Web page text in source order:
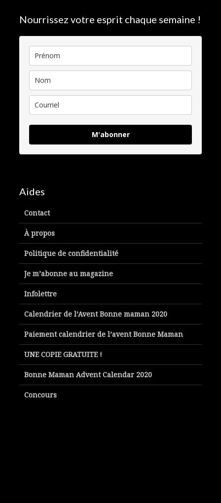
Nourrissez votre esprit chaque semaine !
M'abonner
Aides
Contact
À propos
Politique de confidentialité
Je m’abonne au magazine
Infolettre
Calendrier de l’Avent Bonne maman 2020
Paiement calendrier de l’avent Bonne Maman
UNE COPIE GRATUITE !
Bonne Maman Advent Calendar 2020
Concours